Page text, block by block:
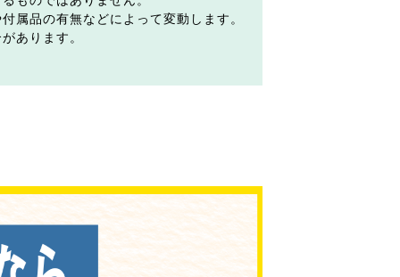
属品の有無などによって変動します。
あります。